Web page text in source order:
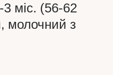
міс. (56-62
молочний з